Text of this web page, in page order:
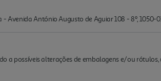
Avenida António Augusto de Aguiar 108 - 8º, 1050-
a possíveis alterações de embalagens e/ou